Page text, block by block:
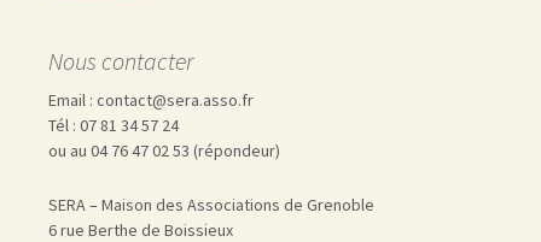
Nous contacter
Email : contact@sera.asso.fr
Tél : 07 81 34 57 24
ou au 04 76 47 02 53 (répondeur)
SERA – Maison des Associations de Grenoble
6 rue Berthe de Boissieux